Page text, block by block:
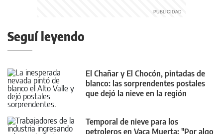
Seguí leyendo
El Chañar y El Chocón, pintadas de
blanco: las sorprendentes postales
que dejó la nieve en la región
Temporal de nieve para los
petroleros en Vaca Muerta: "Por algo